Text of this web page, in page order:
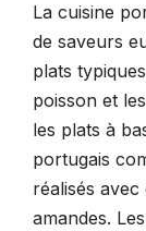
La cuisine
de saveurs
plats
poisson et
les plats à
portugais
réalisés
amandes.